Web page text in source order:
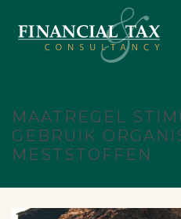
MAATREGEL
GEBRUIK
MESTSTOFFEN